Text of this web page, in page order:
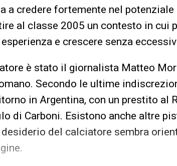
a credere fortemente nel potenziale
al classe 2005 un contesto in cui
e crescere senza
è stato il giornalista Matteo
Secondo le ultime
in Argentina, con un prestito al
di Carboni. Esistono anche altre
del calciatore sembra